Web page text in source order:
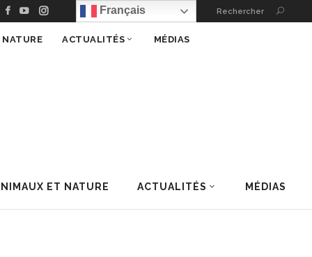
Français Rechercher
ET NATURE ACTUALITÉS MÉDIAS
ACTUALITÉS MÉDIAS